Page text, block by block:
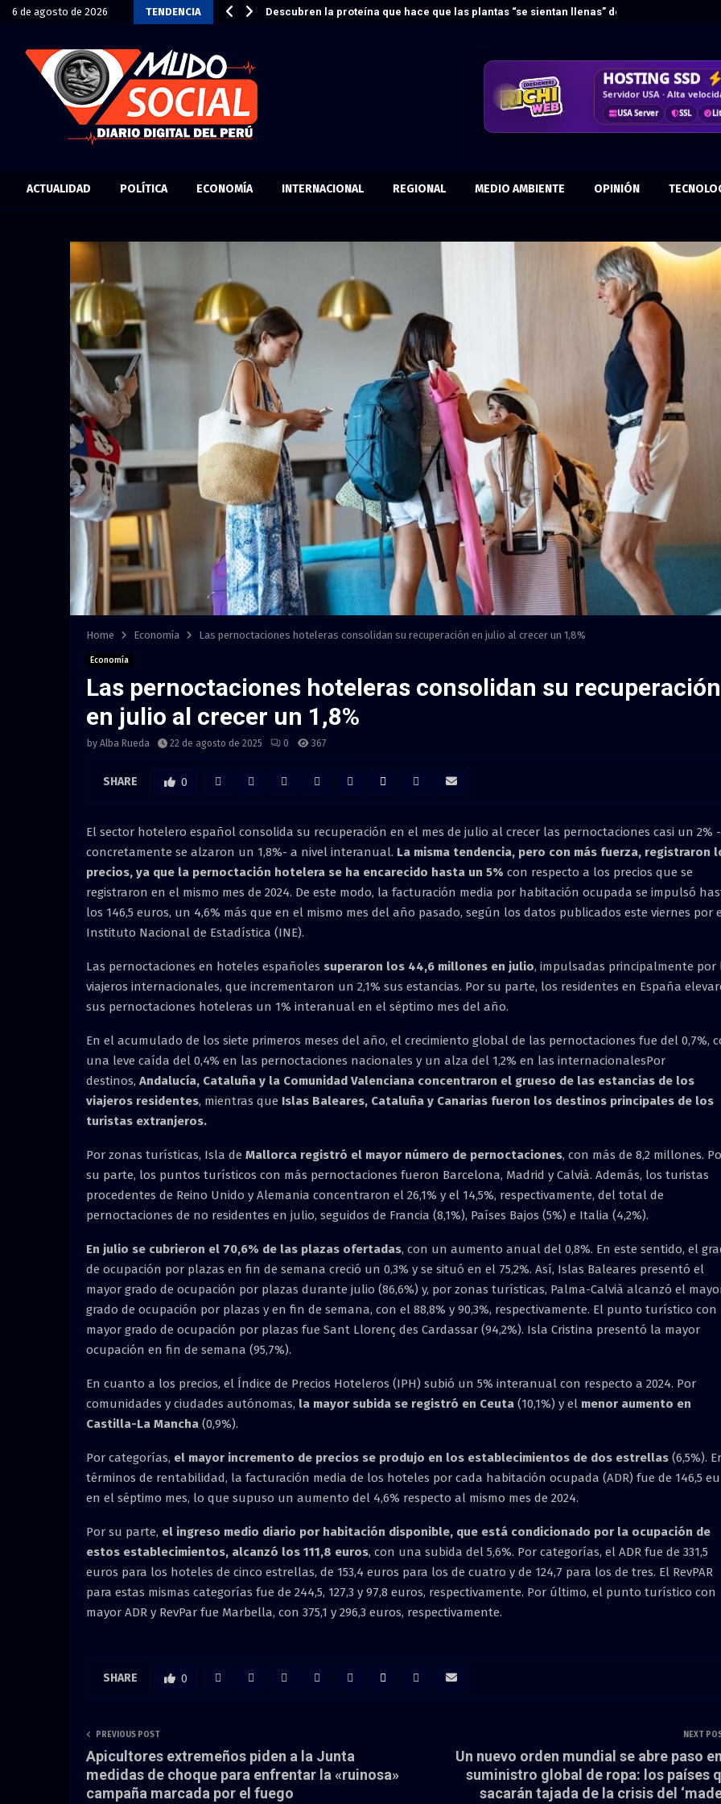
6 de agosto de 2026 TENDENCIA
de caducidad y será… Descubren la proteína que hace que las plantas “se sientan llenas” de…
HOSTING SSD
Servidor USA · Alta
USA Server SSL
DISEÑO WEB
Vende más por internet ·
Responsive
CRM &
Control · Automatiza ·
KPIs Datos Flujos
CORREO
Más confianza · Marca
Tu dominio Antispam
ACTUALIDAD POLÍTICA ECONOMÍA INTERNACIONAL REGIONAL MEDIO AMBIENTE OPINIÓN
Home Economía Las pernoctaciones hoteleras consolidan su recuperación en julio al crecer un 1,8%
Economía
Las pernoctaciones hoteleras consolidan su recuperación
en julio al crecer un 1,8%
by Alba Rueda 22 de agosto de 2025 0 367
SHARE 0
El sector hotelero español consolida su recuperación en el mes de julio al crecer las pernoctaciones casi un 2% -
concretamente se alzaron un 1,8%- a nivel interanual. La misma tendencia, pero con más fuerza, registraron
precios, ya que la pernoctación hotelera se ha encarecido hasta un 5% con respecto a los precios que se
registraron en el mismo mes de 2024. De este modo, la facturación media por habitación ocupada se impulsó
los 146,5 euros, un 4,6% más que en el mismo mes del año pasado, según los datos publicados este viernes por
Instituto Nacional de Estadística (INE).
Las pernoctaciones en hoteles españoles superaron los 44,6 millones en julio, impulsadas principalmente por
viajeros internacionales, que incrementaron un 2,1% sus estancias. Por su parte, los residentes en España
sus pernoctaciones hoteleras un 1% interanual en el séptimo mes del año.
En el acumulado de los siete primeros meses del año, el crecimiento global de las pernoctaciones fue del 0,7%,
una leve caída del 0,4% en las pernoctaciones nacionales y un alza del 1,2% en las internacionalesPor
destinos, Andalucía, Cataluña y la Comunidad Valenciana concentraron el grueso de las estancias de los
viajeros residentes, mientras que Islas Baleares, Cataluña y Canarias fueron los destinos principales de los
turistas extranjeros.
Por zonas turísticas, Isla de Mallorca registró el mayor número de pernoctaciones, con más de 8,2 millones.
su parte, los puntos turísticos con más pernoctaciones fueron Barcelona, Madrid y Calvià. Además, los turistas
procedentes de Reino Unido y Alemania concentraron el 26,1% y el 14,5%, respectivamente, del total de
pernoctaciones de no residentes en julio, seguidos de Francia (8,1%), Países Bajos (5%) e Italia (4,2%).
En julio se cubrieron el 70,6% de las plazas ofertadas, con un aumento anual del 0,8%. En este sentido, el
de ocupación por plazas en fin de semana creció un 0,3% y se situó en el 75,2%. Así, Islas Baleares presentó el
mayor grado de ocupación por plazas durante julio (86,6%) y, por zonas turísticas, Palma-Calvià alcanzó el
grado de ocupación por plazas y en fin de semana, con el 88,8% y 90,3%, respectivamente. El punto turístico con
mayor grado de ocupación por plazas fue Sant Llorenç des Cardassar (94,2%). Isla Cristina presentó la mayor
ocupación en fin de semana (95,7%).
En cuanto a los precios, el Índice de Precios Hoteleros (IPH) subió un 5% interanual con respecto a 2024. Por
comunidades y ciudades autónomas, la mayor subida se registró en Ceuta (10,1%) y el menor aumento en
Castilla-La Mancha (0,9%).
Por categorías, el mayor incremento de precios se produjo en los establecimientos de dos estrellas (6,5%).
términos de rentabilidad, la facturación media de los hoteles por cada habitación ocupada (ADR) fue de 146,5
en el séptimo mes, lo que supuso un aumento del 4,6% respecto al mismo mes de 2024.
Por su parte, el ingreso medio diario por habitación disponible, que está condicionado por la ocupación de
estos establecimientos, alcanzó los 111,8 euros, con una subida del 5,6%. Por categorías, el ADR fue de 331,5
euros para los hoteles de cinco estrellas, de 153,4 euros para los de cuatro y de 124,7 para los de tres. El RevPAR
para estas mismas categorías fue de 244,5, 127,3 y 97,8 euros, respectivamente. Por último, el punto turístico con
mayor ADR y RevPar fue Marbella, con 375,1 y 296,3 euros, respectivamente.
SHARE 0
PREVIOUS POST
Apicultores extremeños piden a la Junta
medidas de choque para enfrentar la «ruinosa»
campaña marcada por el fuego
NEXT
Un nuevo orden mundial se abre paso
suministro global de ropa: los países
sacarán tajada de la crisis del